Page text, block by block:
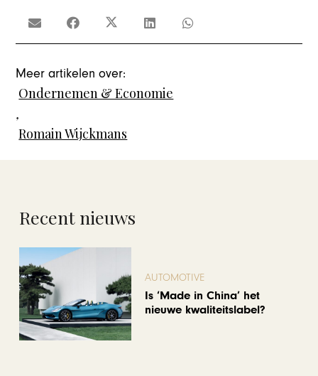
Meer artikelen over:
Ondernemen & Economie
,
Romain Wijckmans
Recent nieuws
AUTOMOTIVE
Is ‘Made in China’ het
nieuwe kwaliteitslabel?